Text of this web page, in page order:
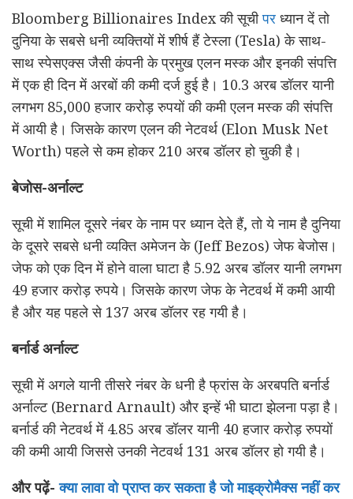
Bloomberg Billionaires Index की सूचीपर ध्यान दें तो
दुनिया के सबसे धनी व्यक्तियों में शीर्ष हैं टेस्ला (Tesla) के साथ-
साथ स्पेसएक्स जैसी कंपनी के प्रमुख एलन मस्क और इनकी संपत्ति
में एक ही दिन में अरबों की कमी दर्ज हुई है। 10.3 अरब डॉलर यानी
लगभग 85,000 हजार करोड़ रुपयों की कमी एलन मस्क की संपत्ति
में आयी है। जिसके कारण एलन की नेटवर्थ (Elon Musk Net
Worth) पहले से कम होकर 210 अरब डॉलर हो चुकी है।
बेजोस-अर्नाल्ट
सूची में शामिल दूसरे नंबर के नाम पर ध्यान देते हैं, तो ये नाम है दुनिया
के दूसरे सबसे धनी व्यक्ति अमेजन के (Jeff Bezos) जेफ बेजोस।
जेफ को एक दिन में होने वाला घाटा है 5.92 अरब डॉलर यानी लगभग
49 हजार करोड़ रुपये। जिसके कारण जेफ के नेटवर्थ में कमी आयी
है और यह पहले से 137 अरब डॉलर रह गयी है।
बर्नार्ड अर्नाल्ट
सूची में अगले यानी तीसरे नंबर के धनी है फ्रांस के अरबपति बर्नार्ड
अर्नाल्ट (Bernard Arnault) और इन्हें भी घाटा झेलना पड़ा है।
बर्नार्ड की नेटवर्थ में 4.85 अरब डॉलर यानी 40 हजार करोड़ रुपयों
की कमी आयी जिससे उनकी नेटवर्थ 131 अरब डॉलर हो गयी है।
और पढ़ें-क्या लावा वो प्राप्त कर सकता है जो माइक्रोमैक्स नहीं कर